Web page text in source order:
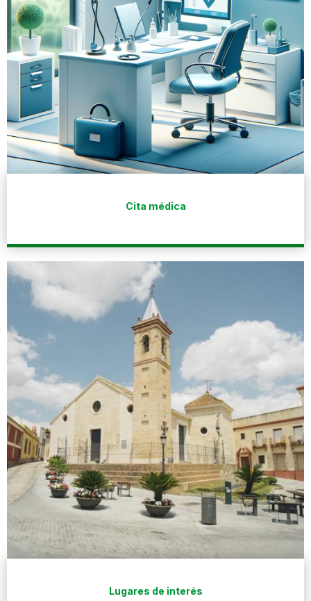
Cita médica
Lugares de interés